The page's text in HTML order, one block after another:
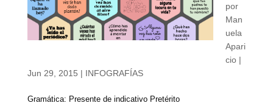
por
Man
uela
Apari
cio|
Jun 29, 2015 | INFOGRAFÍAS
Gramática: Presente de indicativo Pretérito